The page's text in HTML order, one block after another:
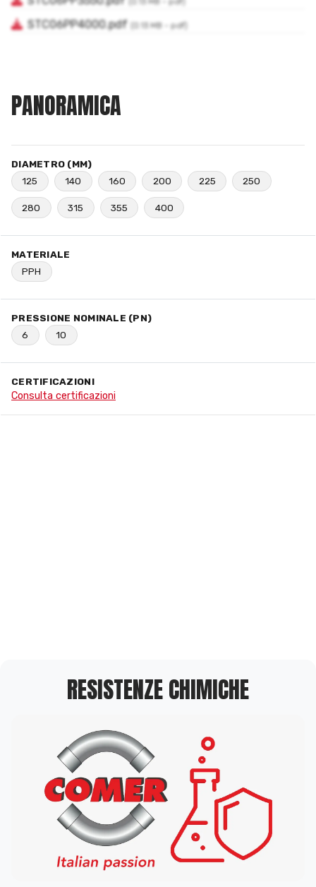
PANORAMICA
DIAMETRO (MM)
125
140 160 200 225 250
280 315 355 400
MATERIALE
PPH
PRESSIONE NOMINALE (PN)
6
10
CERTIFICAZIONI
Consulta certificazioni
RESISTENZE CHIMICHE